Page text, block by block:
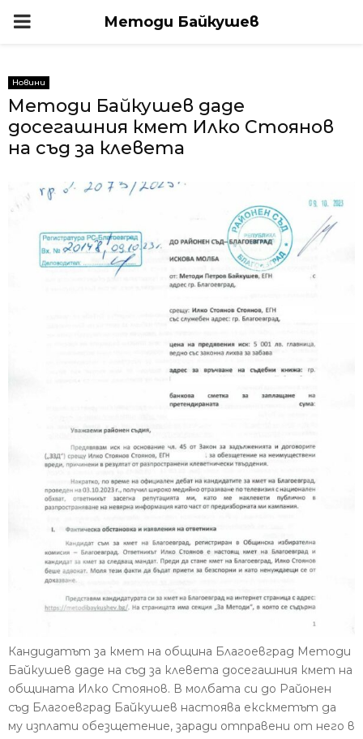
PRIMARY
Методи Байкушев
Новини
Методи Байкушев даде
досегашния кмет Илко Стоянов
на съд за клевета
Кандидатът за кмет на община Благоевград Методи
Байкушев даде на съд за клевета досегашния кмет на
общината Илко Стоянов. В молбата си до Районен
съд Благоевград Байкушев настоява екскметът да
му изплати обезщетение, заради отправени от него в